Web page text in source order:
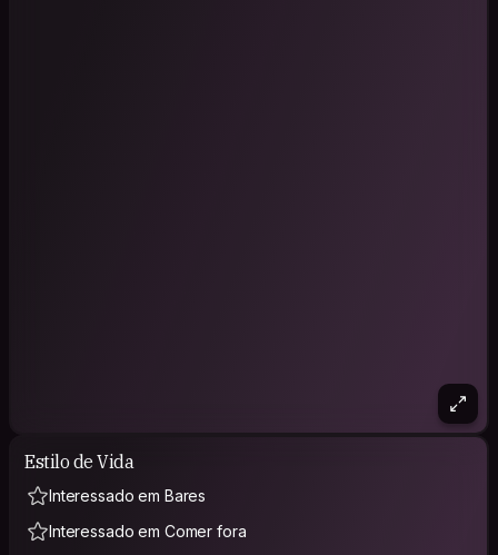
Estilo de Vida
Interessado em Bares
Interessado em Comer fora